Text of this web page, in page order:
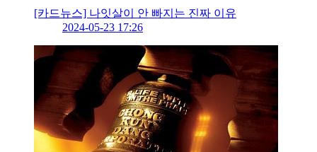
[카드뉴스] 나잇살이 안 빠지는 진짜 이유
2024-05-23 17:26